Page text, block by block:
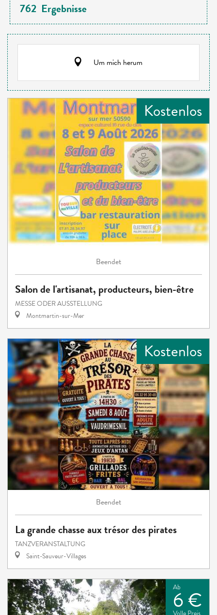
762 Ergebnisse
Um mich herum
Kostenlos
Beendet
Salon de l'artisanat, producteurs, bien-être
MESSE ODER AUSSTELLUNG
Montmartin-sur-Mer
Kostenlos
Beendet
La grande chasse aux trésor des pirates
TANZVERANSTALTUNG
Saint-Sauveur-Villages
Ab
6 €